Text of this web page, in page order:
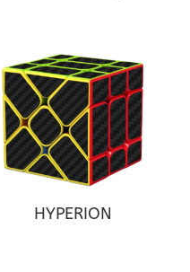
HYPERION